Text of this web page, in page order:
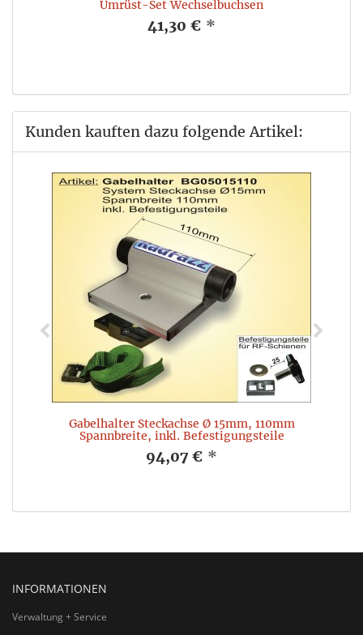
Umrüst-Set Wechselbuchsen
41,30 € *
Kunden kauften dazu folgende Artikel:
Gabelhalter Steckachse Ø 15mm, 110mm
Spannbreite, inkl. Befestigungsteile
94,07 € *
INFORMATIONEN
Verwaltung + Service